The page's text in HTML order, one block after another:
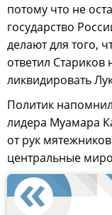
потому что не
государство
делают для того,
ответил Стариков
ликвидировать
Политик
лидера Муамара
от рук
центральные